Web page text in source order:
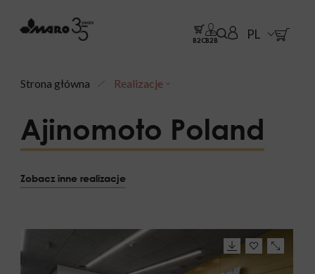
B2CB2B PL
Strona główna Realizacje
Ajinomoto Poland
Zobacz inne realizacje